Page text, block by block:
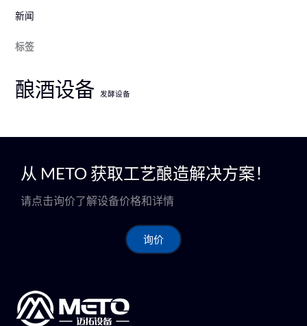
新闻
标签
酿酒设备 发酵设备
从 METO 获取工艺酿造解决方案！
请点击询价了解设备价格和详情
询价